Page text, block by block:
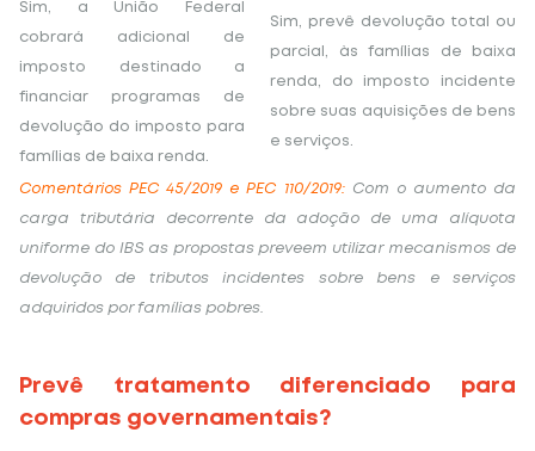
Sim, a União Federal
cobrará adicional de
imposto destinado a
financiar programas de
devolução do imposto para
famílias de baixa renda.
Sim, prevê devolução total ou
parcial, às famílias de baixa
renda, do imposto incidente
sobre suas aquisições de bens
e serviços.
Comentários PEC 45/2019 e PEC 110/2019: Com o aumento da
carga tributária decorrente da adoção de uma alíquota
uniforme do IBS as propostas preveem utilizar mecanismos de
devolução de tributos incidentes sobre bens e serviços
adquiridos por famílias pobres.
Prevê tratamento diferenciado para
compras governamentais?